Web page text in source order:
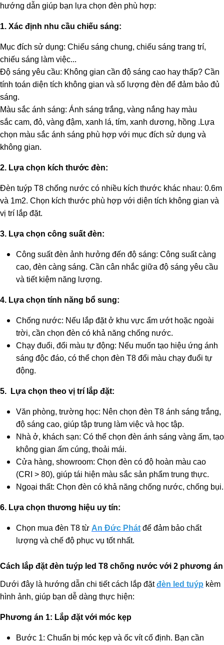
hướng dẫn giúp bạn lựa chọn đèn phù hợp:
1. Xác định nhu cầu chiếu sáng:
Mục đích sử dụng: Chiếu sáng chung, chiếu sáng trang trí,
chiếu sáng làm việc...
Độ sáng yêu cầu: Không gian cần độ sáng cao hay thấp? Cần
tính toán diện tích không gian và số lượng đèn để đảm bảo đủ
sáng.
Màu sắc ánh sáng: Ánh sáng trắng, vàng nắng hay màu
sắc cam, đỏ, vàng đậm, xanh lá, tím, xanh dương, hồng .Lựa
chọn màu sắc ánh sáng phù hợp với mục đích sử dụng và
không gian.
2. Lựa chọn kích thước đèn:
Đèn tuýp T8 chống nước có nhiều kích thước khác nhau: 0.6m
và 1m2. Chọn kích thước phù hợp với diện tích không gian và
vị trí lắp đặt.
3. Lựa chọn công suất đèn:
Công suất đèn ảnh hưởng đến độ sáng: Công suất càng
cao, đèn càng sáng. Cần cân nhắc giữa độ sáng yêu cầu
và tiết kiệm năng lượng.
4. Lựa chọn tính năng bổ sung:
Chống nước: Nếu lắp đặt ở khu vực ẩm ướt hoặc ngoài
trời, cần chọn đèn có khả năng chống nước.
Chạy đuổi, đổi màu tự động: Nếu muốn tạo hiệu ứng ánh
sáng độc đáo, có thể chọn đèn T8 đổi màu chạy đuổi tự
động.
5. Lựa chọn theo vị trí lắp đặt:
Văn phòng, trường học: Nên chọn đèn T8 ánh sáng trắng,
độ sáng cao, giúp tập trung làm việc và học tập.
Nhà ở, khách sạn: Có thể chọn đèn ánh sáng vàng ấm, tạo
không gian ấm cúng, thoải mái.
Cửa hàng, showroom: Chọn đèn có độ hoàn màu cao
(CRI > 80), giúp tái hiện màu sắc sản phẩm trung thực.
Ngoại thất: Chọn đèn có khả năng chống nước, chống bụi.
6. Lựa chọn thương hiệu uy tín:
Chọn mua đèn T8 từ An Đức Phát để đảm bảo chất
lượng và chế độ phục vụ tốt nhất.
Cách lắp đặt đèn tuýp led T8 chống nước với 2 phương án
Dưới đây là hướng dẫn chi tiết cách lắp đặtđèn led tuýp kèm
hình ảnh, giúp bạn dễ dàng thực hiện:
Phương án 1: Lắp đặt với móc kẹp
Bước 1: Chuẩn bị móc kẹp và ốc vít cố định. Bạn cần